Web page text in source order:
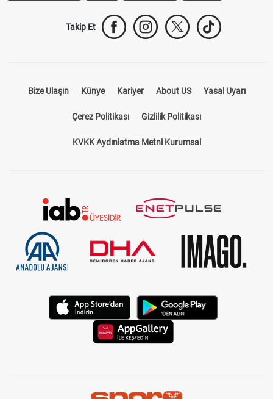
Takip Et
Bize Ulaşın Künye Kariyer About US Yasal Uyarı
Çerez Politikası Gizlilik Politikası
KVKK Aydınlatma Metni Kurumsal